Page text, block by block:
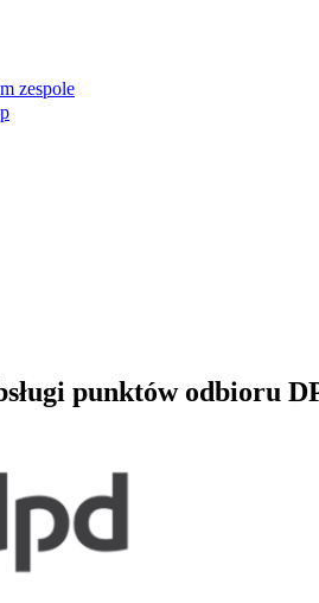
zespole
punktów odbioru